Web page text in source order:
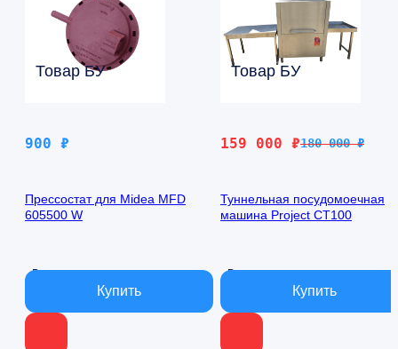
Товар БУ
900 ₽
Прессостат для Midea MFD
605500 W
В наличии
Товар БУ
180 000₽
Первоначальная
180
159 000 ₽
Текущая
000 ₽.
Туннельная посудомоечная
машина Project CT100
В наличии